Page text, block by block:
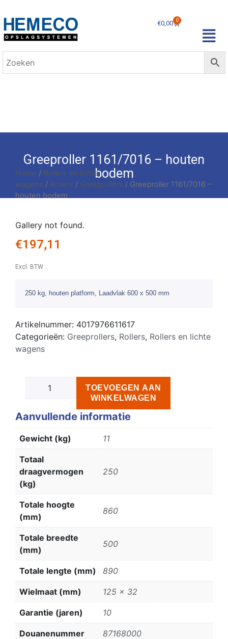
€0,00 0
Greeproller 1161/7016 – houten
bodem
Home / Rollers en lichte
wagens / Rollers / Greeprollers / Greeproller 1161/7016 –
houten bodem
Gallery not found.
€197,11
Excl. BTW
250 kg, houten platform, Laadvlak 600 x 500 mm
Artikelnummer: 4017976611617
Categorieën: Greeprollers, Rollers, Rollers en lichte
wagens
TOEVOEGEN AAN
WINKELWAGEN
Aanvullende informatie
Gewicht (kg) 11
Totaal
draagvermogen
(kg)
250
Totale hoogte
(mm)
860
Totale breedte
(mm)
500
Totale lengte (mm) 890
Wielmaat (mm) 125 x 32
Garantie (jaren) 10
Douanenummer 87168000